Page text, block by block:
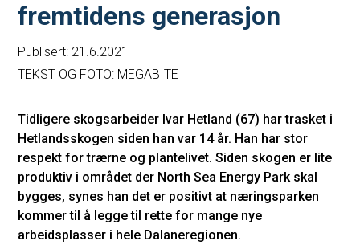
fremtidens generasjon
Publisert: 21.6.2021
TEKST OG FOTO: MEGABITE
Tidligere skogsarbeider Ivar Hetland (67) har trasket i
Hetlandsskogen siden han var 14 år. Han har stor
respekt for trærne og plantelivet. Siden skogen er lite
produktiv i området der North Sea Energy Park skal
bygges, synes han det er positivt at næringsparken
kommer til å legge til rette for mange nye
arbeidsplasser i hele Dalaneregionen.